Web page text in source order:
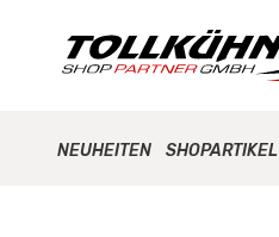
NEUHEITEN SHOPARTIKEL